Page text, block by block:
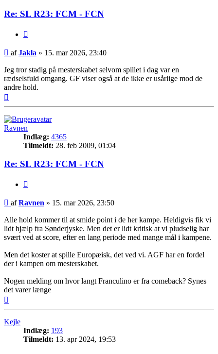
Re: SL R23: FCM - FCN
Indlæg
afJakla » 15. mar 2026, 23:40
Jeg tror stadig på mesterskabet selvom spillet i dag var en
rædselsfuld omgang. GF viser også at de ikke er usårlige mod de
andre hold.
Ravnen
Indlæg: 4365
Tilmeldt: 28. feb 2009, 01:04
Re: SL R23: FCM - FCN
Indlæg
afRavnen » 15. mar 2026, 23:50
Alle hold kommer til at smide point i de her kampe. Heldigvis fik vi
lidt hjælp fra Sønderjyske. Men det er lidt kritisk at vi pludselig har
svært ved at score, efter en lang periode med mange mål i kampene.
Men det koster at spille Europæisk, det ved vi. AGF har en fordel
der i kampen om mesterskabet.
Nogen melding om hvor langt Franculino er fra comeback? Synes
det varer længe
Kejle
Indlæg: 193
Tilmeldt: 13. apr 2024, 19:53